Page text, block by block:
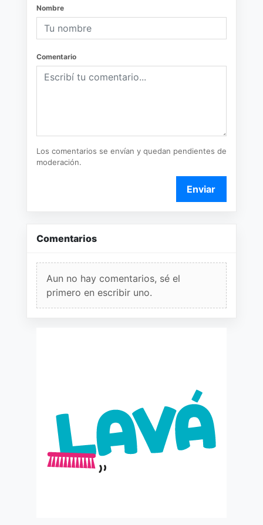
Nombre
Comentario
Los comentarios se envían y quedan pendientes de
moderación.
Enviar
Comentarios
Aun no hay comentarios, sé el
primero en escribir uno.